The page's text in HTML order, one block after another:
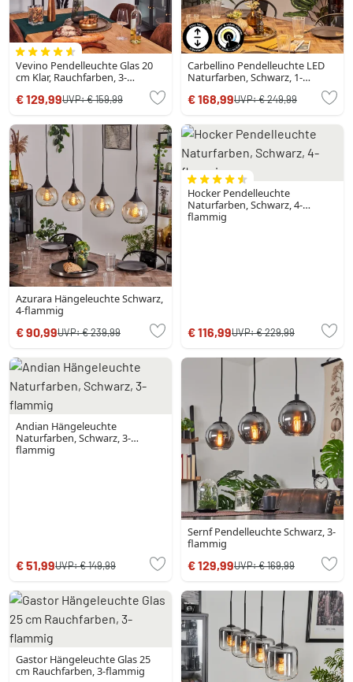
Vevino Pendelleuchte Glas 20
cm Klar, Rauchfarben, 3-
€ 129,99UVP:€ 159,99
Carbellino Pendelleuchte LED
Naturfarben, Schwarz, 1-
€ 168,99UVP:€ 249,99
Azurara Hängeleuchte Schwarz,
4-flammig
€ 90,99UVP:€ 239,99
Hocker Pendelleuchte
Naturfarben, Schwarz, 4-
flammig
€ 116,99UVP:€ 229,99
Andian Hängeleuchte
Naturfarben, Schwarz, 3-
flammig
€ 51,99UVP:€ 149,99
Sernf Pendelleuchte Schwarz, 3-
flammig
€ 129,99UVP:€ 169,99
Gastor Hängeleuchte Glas 25
cm Rauchfarben, 3-flammig